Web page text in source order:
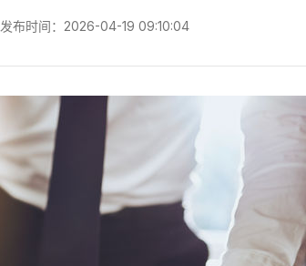
发布时间：2026-04-19 09:10:04